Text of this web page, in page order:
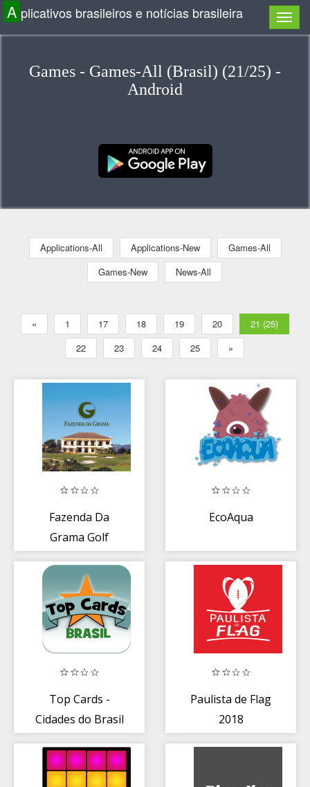
A plicativos brasileiros e notícias brasileira
Games - Games-All (Brasil) (21/25) -
Android
Applications-All Applications-New
Games-All
Games-New
News-All
« 1 17 18 19 20
21 (25)
22
23 24 25 »
Fazenda Da
Grama Golf
EcoAqua
Top Cards -
Cidades do Brasil
Paulista de Flag
2018